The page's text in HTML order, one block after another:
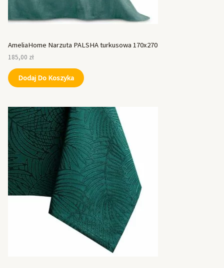
AmeliaHome Narzuta PALSHA turkusowa 170x270
185,00 zł
Dodaj Do Koszyka